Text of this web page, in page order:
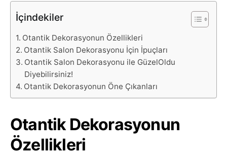
İçindekiler
Otantik Dekorasyonun Özellikleri
Otantik Salon Dekorasyonu İçin İpuçları
Otantik Salon Dekorasyonu ile GüzelOldu
Diyebilirsiniz!
Otantik Dekorasyonun Öne Çıkanları
Otantik Dekorasyonun
Özellikleri